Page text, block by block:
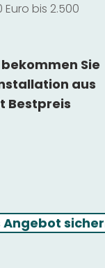
Euro bis 2.500
Sie
aus
Bestpreis
Angebot